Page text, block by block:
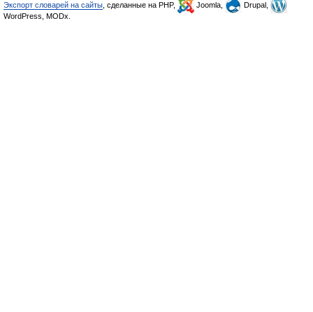
Экспорт словарей на сайты , сделанные на PHP, Joomla,
Drupal,
WordPress, MODx.